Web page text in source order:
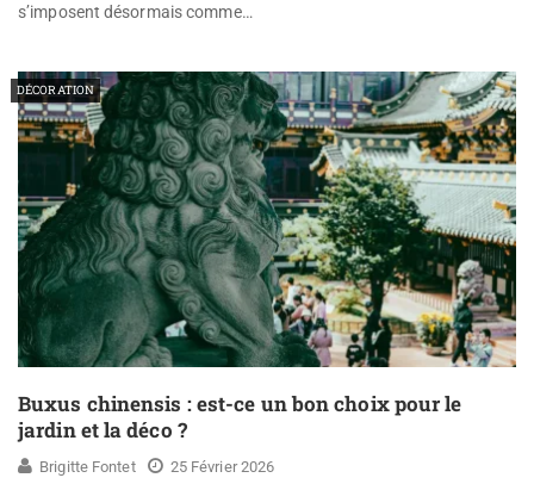
s’imposent désormais comme…
DÉCORATION
Buxus chinensis : est-ce un bon choix pour le
jardin et la déco ?
Brigitte Fontet 25 Février 2026